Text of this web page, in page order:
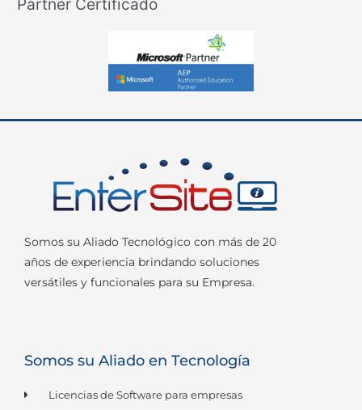
Somos su Aliado Tecnológico con más de 20
años de experiencia brindando soluciones
versátiles y funcionales para su Empresa.
Somos su Aliado en Tecnología
Licencias de Software para empresas